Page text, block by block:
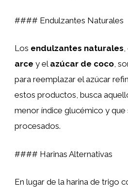
#### Endulzantes Naturales
Los endulzantes naturales,
arce y el azúcar de coco,
para reemplazar el azúcar
estos productos, busca
menor índice glucémico y que
procesados.
#### Harinas Alternativas
En lugar de la harina de trigo